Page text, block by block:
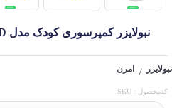
نبولایزر کمپرسوری کودک مدل NEC801KD امرن (Omron)
نبولایزر / امرن
کدمحصول : SKU-